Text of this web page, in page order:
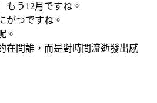
もう12月ですね。
がつですね。
。
在問誰，而是對時間流逝發出感